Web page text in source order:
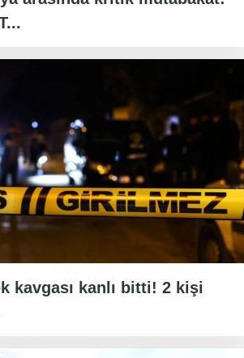
kavgası kanlı bitti! 2 kişi